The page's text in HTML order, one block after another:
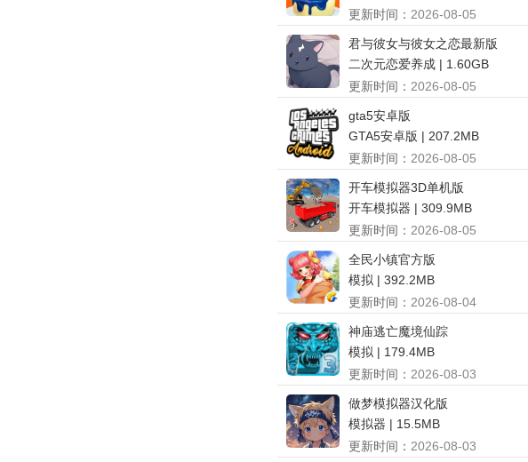
更新时间： 2026-08-05
君与彼女与彼女之恋最新版
二次元恋爱养成 | 1.60GB
更新时间： 2026-08-05
gta5安卓版
GTA5安卓版 | 207.2MB
更新时间： 2026-08-05
开车模拟器3D单机版
开车模拟器 | 309.9MB
更新时间： 2026-08-05
全民小镇官方版
模拟 | 392.2MB
更新时间： 2026-08-04
神庙逃亡魔境仙踪
模拟 | 179.4MB
更新时间： 2026-08-03
做梦模拟器汉化版
模拟器 | 15.5MB
更新时间： 2026-08-03